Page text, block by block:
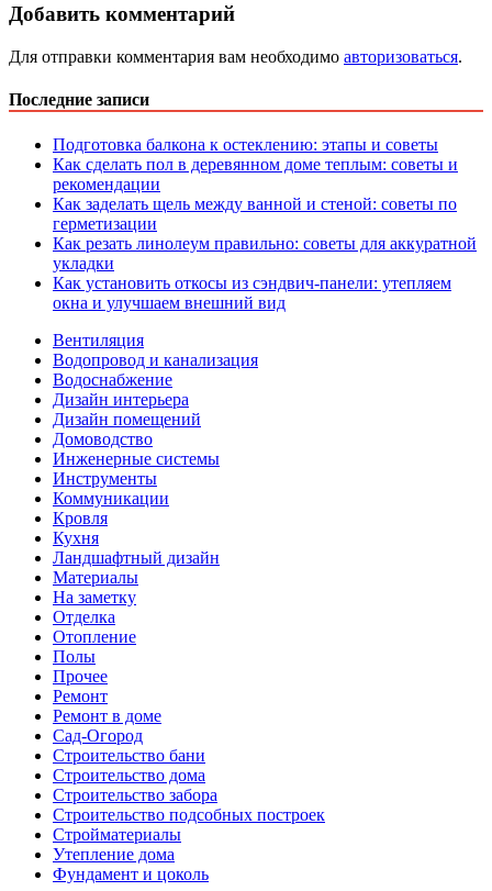
Добавить комментарий
Для отправки комментария вам необходимо авторизоваться.
Последние записи
Подготовка балкона к остеклению: этапы и советы
Как сделать пол в деревянном доме теплым: советы и
рекомендации
Как заделать щель между ванной и стеной: советы по
герметизации
Как резать линолеум правильно: советы для аккуратной
укладки
Как установить откосы из сэндвич-панели: утепляем
окна и улучшаем внешний вид
Вентиляция
Водопровод и канализация
Водоснабжение
Дизайн интерьера
Дизайн помещений
Домоводство
Инженерные системы
Инструменты
Коммуникации
Кровля
Кухня
Ландшафтный дизайн
Материалы
На заметку
Отделка
Отопление
Полы
Прочее
Ремонт
Ремонт в доме
Сад-Огород
Строительство бани
Строительство дома
Строительство забора
Строительство подсобных построек
Стройматериалы
Утепление дома
Фундамент и цоколь